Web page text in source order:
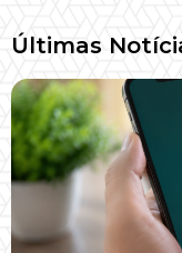
Últimas